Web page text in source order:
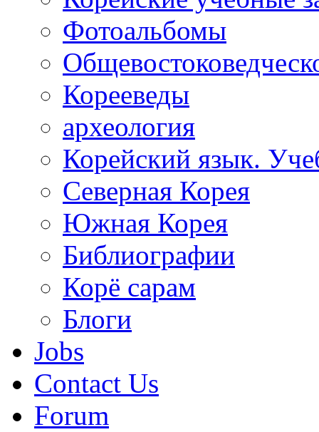
Фотоальбомы
Корееведы
археология
Корейский язык.
Северная Корея
Южная Корея
Библиографии
Корё сарам
Блоги
Jobs
Contact Us
Forum